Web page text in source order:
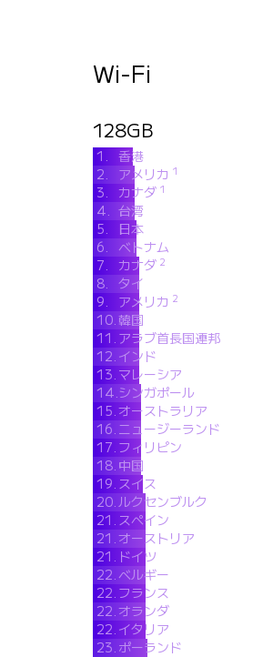
Wi-Fi
128GB
1. 香港
2.
アメリカ 1
3.
カナダ 1
4. 台湾
5.
日本
6.
ベトナム
7.
カナダ 2
8.
タイ
9.
アメリカ 2
10.韓国
11. アラブ首長国連邦
12. インド
13. マレーシア
14.シンガポール
15.オーストラリア
16. ニュージーランド
17. フィリピン
18. 中国
19. スイス
20.ルクセンブルク
21. スペイン
21.オーストリア
21. ドイツ
22. ベルギー
22. フランス
22.オランダ
22. イタリア
23. ポーランド